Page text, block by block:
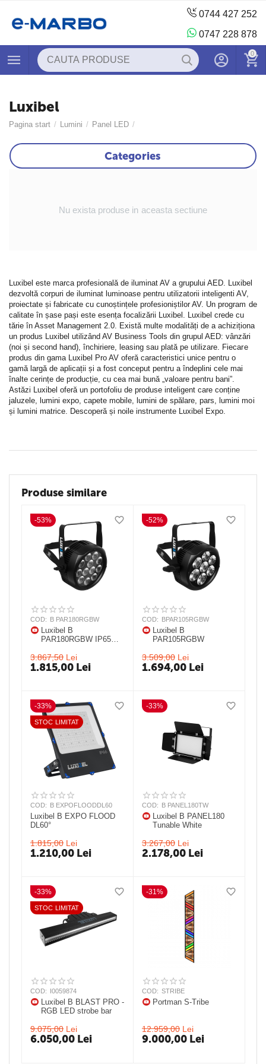
0744 427 252
0747 228 878
0
Luxibel
Pagina start / Lumini / Panel LED /
Categories
Luxibel este marca profesională de iluminat AV a grupului AED. Luxibel
dezvoltă corpuri de iluminat luminoase pentru utilizatorii inteligenti AV,
proiectate și fabricate cu cunoștințele profesioniștilor AV. Un program de
calitate în șase pași este esența focalizării Luxibel. Luxibel crede cu
tărie în Asset Management 2.0. Există multe modalități de a achiziționa
un produs Luxibel utilizând AV Business Tools din grupul AED: vânzări
(noi și second hand), închiriere, leasing sau plată pe utilizare. Fiecare
produs din gama Luxibel Pro AV oferă caracteristici unice pentru o
gamă largă de aplicații și a fost conceput pentru a îndeplini cele mai
înalte cerințe de producție, cu cea mai bună „valoare pentru bani”.
Astăzi Luxibel oferă un portofoliu de produse inteligent care conține
jaluzele, lumini expo, capete mobile, lumini de spălare, pars, lumini moi
și lumini matrice. Descoperă și noile instrumente Luxibel Expo.
Nu exista produse in aceasta sectiune
Produse similare
-53%
COD: B PAR180RGBW
Luxibel B
PAR180RGBW IP65
3.867,50 Lei
1.815,00 Lei
-52%
COD: BPAR105RGBW
Luxibel B
PAR105RGBW
3.509,00 Lei
1.694,00 Lei
-33%
STOC LIMITAT
COD: B EXPOFLOODDL60
Luxibel B EXPO FLOOD
DL60°
1.815,00 Lei
1.210,00 Lei
-33%
COD: B PANEL180TW
Luxibel B PANEL180
Tunable White
3.267,00 Lei
2.178,00 Lei
-33%
STOC LIMITAT
COD: I0059874
Luxibel B BLAST PRO -
RGB LED strobe bar
9.075,00 Lei
6.050,00 Lei
-31%
COD: STRIBE
Portman S-Tribe
12.959,00 Lei
9.000,00 Lei